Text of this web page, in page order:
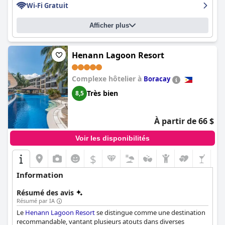
merveilleuses vacances.
Wi-Fi Gratuit
Afficher plus
Henann Lagoon Resort
Complexe hôtelier à Boracay
8,5 Très bien
À partir de 66 $
Voir les disponibilités
$
Information
Résumé des avis
Résumé par IA
Le Henann Lagoon Resortse distingue comme une destination
recommandable, vantant plusieurs atouts dans diverses